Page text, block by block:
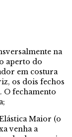
na
aperto do
em costura
os dois fechos
O fechamento
Maior (o
venha a